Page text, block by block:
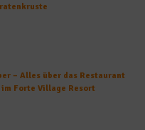
– Alles über das Restaurant
im Forte Village Resort